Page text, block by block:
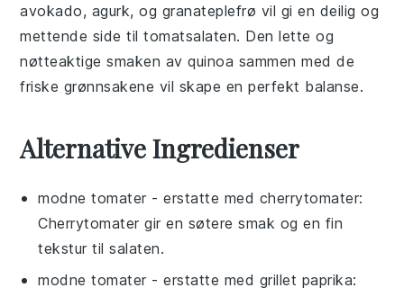
avokado, agurk, og granateplefrø vil gi en deilig og
mettende side tiltomatsalaten. Den lette og
nøtteaktige smaken av quinoa sammen med de
friske grønnsakene vil skape en perfekt balanse.
Alternative Ingredienser
modne tomater - erstatte med cherrytomater:
Cherrytomater gir en søtere smak og en fin
tekstur til salaten.
modne tomater - erstatte med grillet paprika: